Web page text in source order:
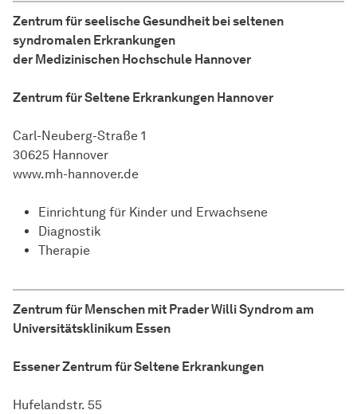
Zentrum für seelische Gesundheit bei seltenen
syndromalen Erkrankungen
der Medizinischen Hochschule Hannover
Zentrum für Seltene Erkrankungen Hannover
Carl-Neuberg-Straße 1
30625 Hannover
www.mh-hannover.de
Einrichtung für Kinder und Erwachsene
Diagnostik
Therapie
Zentrum für Menschen mit Prader Willi Syndrom am
Universitätsklinikum Essen
Essener Zentrum für Seltene Erkrankungen
Hufelandstr. 55